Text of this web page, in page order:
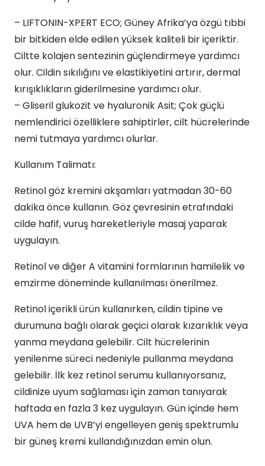
– LIFTONIN-XPERT ECO; Güney Afrika’ya özgü tıbbi
bir bitkiden elde edilen yüksek kaliteli bir içeriktir.
Ciltte kolajen sentezinin güçlendirmeye yardımcı
olur. Cildin sıkılığını ve elastikiyetini artırır, dermal
kırışıklıkların giderilmesine yardımcı olur.
– Gliseril glukozit ve hyaluronik Asit; Çok güçlü
nemlendirici özelliklere sahiptirler, cilt hücrelerinde
nemi tutmaya yardımcı olurlar.
Kullanım Talimatı:
Retinol göz kremini akşamları yatmadan 30-60
dakika önce kullanın. Göz çevresinin etrafındaki
cilde hafif, vuruş hareketleriyle masaj yaparak
uygulayın.
Retinol ve diğer A vitamini formlarının hamilelik ve
emzirme döneminde kullanılması önerilmez.
Retinol içerikli ürün kullanırken, cildin tipine ve
durumuna bağlı olarak geçici olarak kızarıklık veya
yanma meydana gelebilir. Cilt hücrelerinin
yenilenme süreci nedeniyle pullanma meydana
gelebilir. İlk kez retinol serumu kullanıyorsanız,
cildinize uyum sağlaması için zaman tanıyarak
haftada en fazla 3 kez uygulayın. Gün içinde hem
UVA hem de UVB’yi engelleyen geniş spektrumlu
bir güneş kremi kullandığınızdan emin olun.